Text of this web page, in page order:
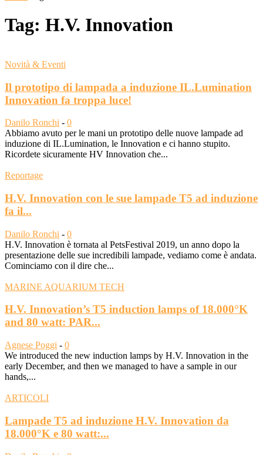
Tag: H.V. Innovation
Novità & Eventi
Il prototipo di lampada a induzione IL.Lumination
Innovation fa troppa luce!
Danilo Ronchi - 0
Abbiamo avuto per le mani un prototipo delle nuove lampade ad
induzione di IL.Lumination, le Innovation e ci hanno stupito.
Ricordete sicuramente HV Innovation che...
Reportage
H.V. Innovation con le sue lampade T5 ad induzione
fa il...
Danilo Ronchi - 0
H.V. Innovation è tornata al PetsFestival 2019, un anno dopo la
presentazione delle sue incredibili lampade, vediamo come è andata.
Cominciamo con il dire che...
MARINE AQUARIUM TECH
H.V. Innovation’s T5 induction lamps of 18.000°K
and 80 watt: PAR...
Agnese Poggi - 0
We introduced the new induction lamps by H.V. Innovation in the
early December, and then we managed to have a sample in our
hands,...
ARTICOLI
Lampade T5 ad induzione H.V. Innovation da
18.000°K e 80 watt:...